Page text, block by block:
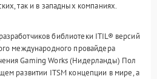
так и в западных компаниях.
библиотеки ITIL® версий
международного провайдера
Gaming Works (Нидерланды) Пол
развитии ITSM концепции в мире, а